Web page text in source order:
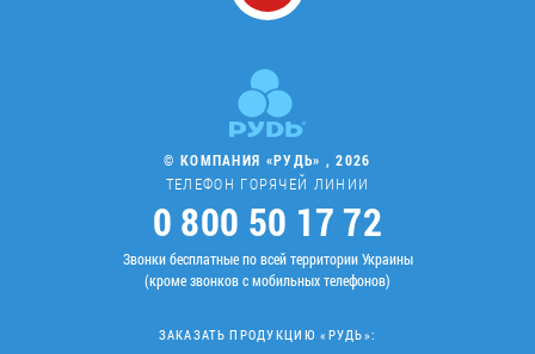
© КОМПАНИЯ «РУДЬ» , 2026
ТЕЛЕФОН ГОРЯЧЕЙ ЛИНИИ
0 800 50 17 72
Звонки бесплатные по всей территории Украины
(кроме звонков с мобильных телефонов)
ЗАКАЗАТЬ ПРОДУКЦИЮ «РУДЬ»: